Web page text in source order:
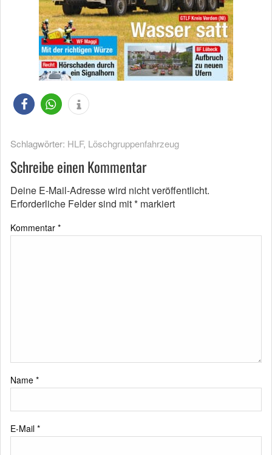
Schlagwörter: HLF, Löschgruppenfahrzeug
Schreibe einen Kommentar
Deine E-Mail-Adresse wird nicht veröffentlicht.
Erforderliche Felder sind mit* markiert
Kommentar *
Name *
E-Mail *